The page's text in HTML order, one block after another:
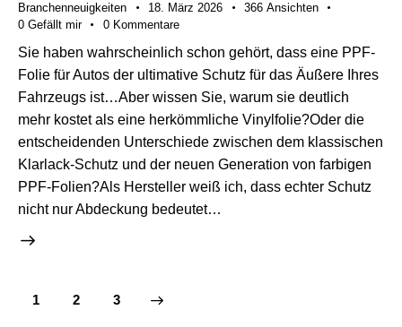
Branchenneuigkeiten 18. März 2026 366 Ansichten
0 Gefällt mir 0 Kommentare
Sie haben wahrscheinlich schon gehört, dass eine PPF-
Folie für Autos der ultimative Schutz für das Äußere Ihres
Fahrzeugs ist…Aber wissen Sie, warum sie deutlich
mehr kostet als eine herkömmliche Vinylfolie?Oder die
entscheidenden Unterschiede zwischen dem klassischen
Klarlack-Schutz und der neuen Generation von farbigen
PPF-Folien?Als Hersteller weiß ich, dass echter Schutz
nicht nur Abdeckung bedeutet…
1 2 3